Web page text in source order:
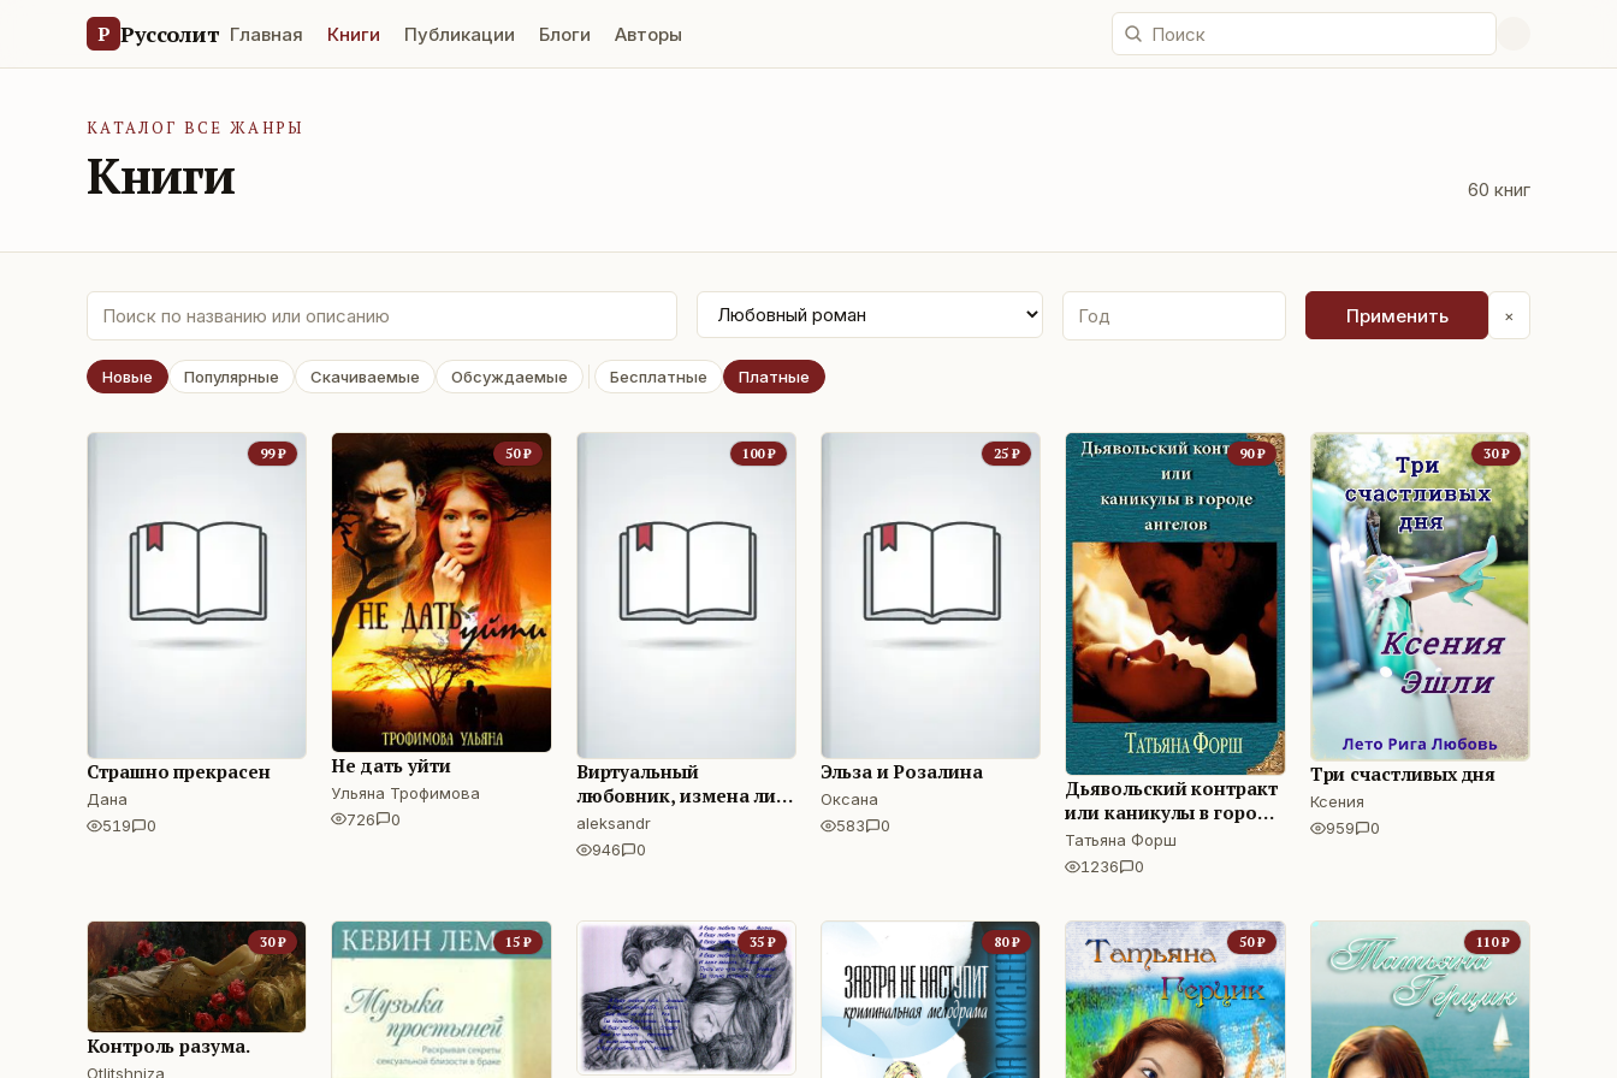
Р Руссолит Главная Книги Публикации Блоги Авторы
КАТАЛОГ ВСЕ ЖАНРЫ
Книги 60 книг
Применить ×
Новые Популярные Скачиваемые Обсуждаемые Бесплатные Платные
99₽
Страшно прекрасен
Дана
519
0
50₽
Не дать уйти
Ульяна Трофимова
726
0
100₽
Виртуальный
любовник, измена ли
это? Или тайная жизнь
моей жены.
aleksandr
946
0
25 ₽
Эльза и Розалина
Оксана
583
0
90₽
Дьявольский контракт
или каникулы в городе
Ангелов
Татьяна Форш
1236
0
30₽
Три счастливых дня
Ксения
959
0
30₽
Контроль разума.
Otlitshniza
15₽ 35₽ 80₽ 50₽ 110₽